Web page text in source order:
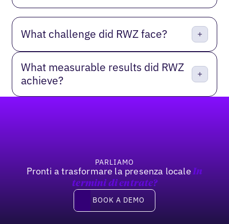
What challenge did RWZ face?
What measurable results did RWZ
achieve?
PARLIAMO
Pronti a trasformare la presenza locale In
termini di entrate?
Book a demo
BOOK A DEMO